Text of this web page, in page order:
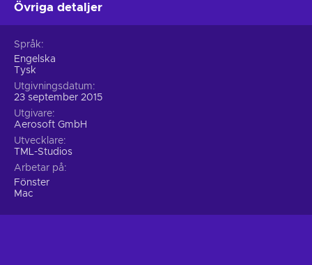
Övriga detaljer
Språk
Engelska
Tysk
Utgivningsdatum
23 september 2015
Utgivare
Aerosoft GmbH
Utvecklare
TML-Studios
Arbetar på
Fönster
Mac